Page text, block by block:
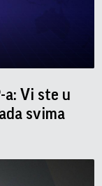
a: Vi ste u
svima